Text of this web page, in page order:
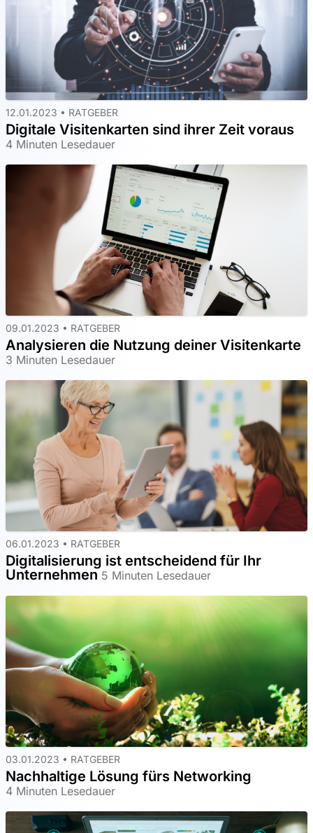
12.01.2023 • RATGEBER
Digitale Visitenkarten sind ihrer Zeit voraus
4 Minuten Lesedauer
09.01.2023 • RATGEBER
Analysieren die Nutzung deiner Visitenkarte
3 Minuten Lesedauer
06.01.2023 • RATGEBER
Digitalisierung ist entscheidend für Ihr
Unternehmen 5 Minuten Lesedauer
03.01.2023 • RATGEBER
Nachhaltige Lösung fürs Networking
4 Minuten Lesedauer